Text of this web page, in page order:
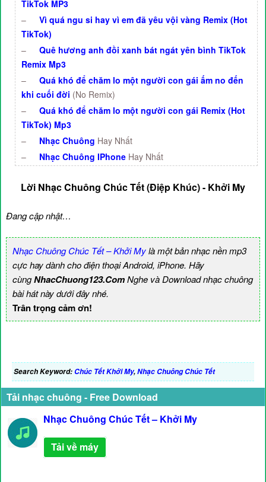
TikTok MP3
–
Vì quá ngu si hay vì em đã yêu vội vàng Remix (Hot
TikTok)
–
Quê hương anh đồi xanh bát ngát yên bình TikTok
Remix Mp3
–
Quá khó để chăm lo một người con gái ấm no đến
khi cuối đời (No Remix)
–
Quá khó để chăm lo một người con gái Remix (Hot
TikTok) Mp3
–
Nhạc Chuông Hay Nhất
–
Nhạc Chuông IPhone Hay Nhất
Lời Nhạc Chuông Chúc Tết(Điệp Khúc)- Khởi My
Đang cập nhật…
Nhạc Chuông Chúc Tết – Khởi Mylà một bản nhạc nền mp3
cực hay dành cho điện thoại Android, iPhone. Hãy
cùngNhacChuong123.ComNghe và Download nhạc chuông
bài hát này dưới đây nhé.
Trân trọng cảm ơn!
Search Keyword:Chúc Tết Khởi My,Nhạc Chuông Chúc Tết
Tải nhạc chuông - Free Download
Nhạc Chuông Chúc Tết – Khởi My
Tải về máy